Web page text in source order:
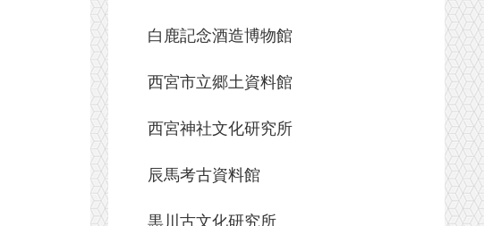
白鹿記念酒造博物館
西宮市立郷土資料館
西宮神社文化研究所
辰馬考古資料館
黒川古文化研究所